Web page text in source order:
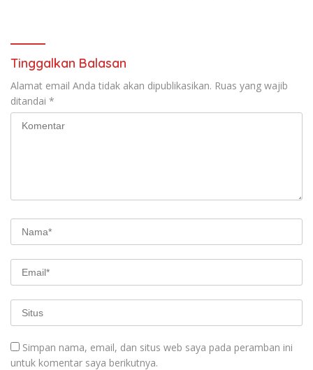
Tinggalkan Balasan
Alamat email Anda tidak akan dipublikasikan. Ruas yang wajib
ditandai *
Simpan nama, email, dan situs web saya pada peramban ini
untuk komentar saya berikutnya.